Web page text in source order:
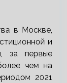
в Москве,
и
за первые
чем на
2021